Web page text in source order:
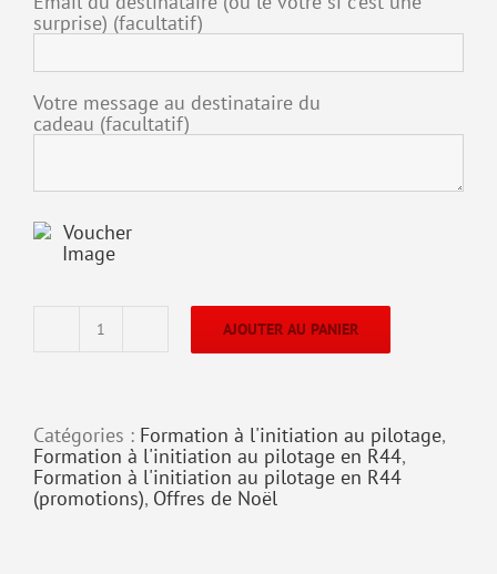
surprise) (facultatif)
Votre message au destinataire du
cadeau (facultatif)
quantité
Pilotage
en
hélicoptère
R44
AJOUTER AU PANIER
Catégories : Formation à l'initiation au pilotage,
Formation à l'initiation au pilotage en R44,
Formation à l'initiation au pilotage en R44
(promotions), Offres de Noël